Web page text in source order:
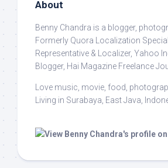
About
Benny Chandra is a blogger,
Formerly Quora Localization
Representative & Localizer, Yahoo
Blogger, Hai Magazine Freelance
Love music, movie, food,
Living in Surabaya, East Java,